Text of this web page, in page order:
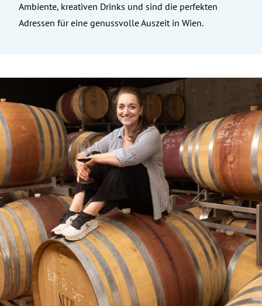
Untermenü
Ambiente, kreativen Drinks und sind die perfekten
Adressen für eine genussvolle Auszeit in Wien.